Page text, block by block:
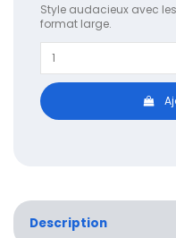
Style audacieux avec
format large.
Description